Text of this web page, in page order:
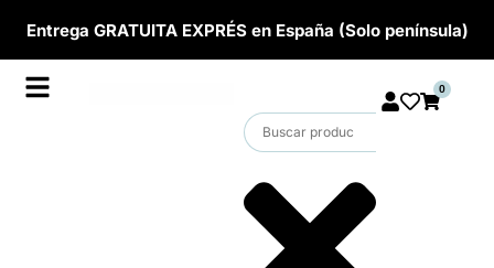
Entrega GRATUITA EXPRÉS en España (Solo península)
0